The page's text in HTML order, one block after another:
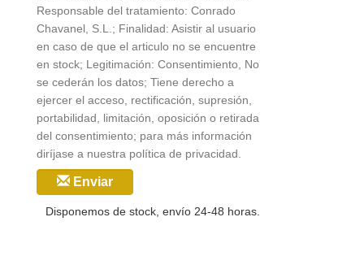
Responsable del tratamiento: Conrado
Chavanel, S.L.; Finalidad: Asistir al usuario
en caso de que el articulo no se encuentre
en stock; Legitimación: Consentimiento, No
se cederán los datos; Tiene derecho a
ejercer el acceso, rectificación, supresión,
portabilidad, limitación, oposición o retirada
del consentimiento; para más información
diríjase a nuestra política de privacidad.
Enviar
Disponemos de stock, envío 24-48 horas.